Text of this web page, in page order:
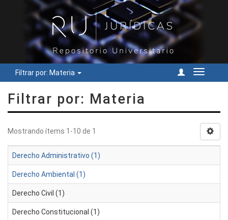
Filtrar por: Materia
Cambiar
Filtrar por: Materia
Mostrando ítems 1-10 de 1
Derecho Administrativo (1)
Derecho Ambiental (1)
Derecho Civil (1)
Derecho Constitucional (1)